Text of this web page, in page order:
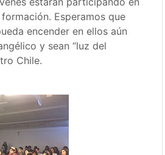
Esperamos que
encender en ellos aún
y sean “luz del
Chile.